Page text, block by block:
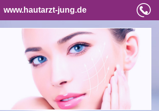
www.hautarzt-jung.de